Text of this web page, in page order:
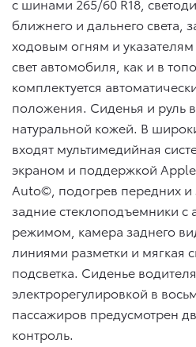
с шинами 265/60 R18,
ближнего и дальнего света,
ходовым огням и
свет автомобиля, как и в
комплектуется
положения. Сиденья и руль
натуральной кожей. В
входят мультимедийная
экраном и поддержкой
Auto©, подогрев передних и
задние стеклоподъемники с
режимом, камера заднего
линиями разметки и мягкая
подсветка. Сиденье
электрорегулировкой в
пассажиров предусмотрен
контроль.